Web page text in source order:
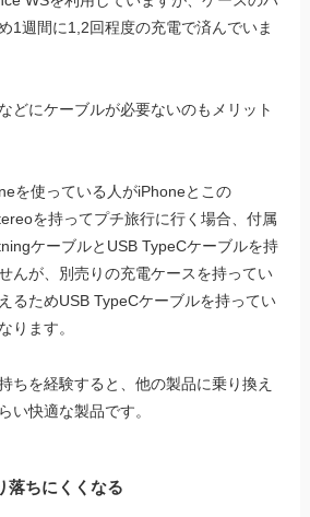
1週間に1,2回程度の充電で済んでいま
どにケーブルが必要ないのもメリット
を使っている人がiPhoneとこの
を持ってプチ旅行に行く場合、付属
ケーブルとUSB TypeCケーブルを持
んが、別売りの充電ケースを持ってい
るためUSB TypeCケーブルを持ってい
ります。
ちを経験すると、他の製品に乗り換え
い快適な製品です。
落ちにくくなる